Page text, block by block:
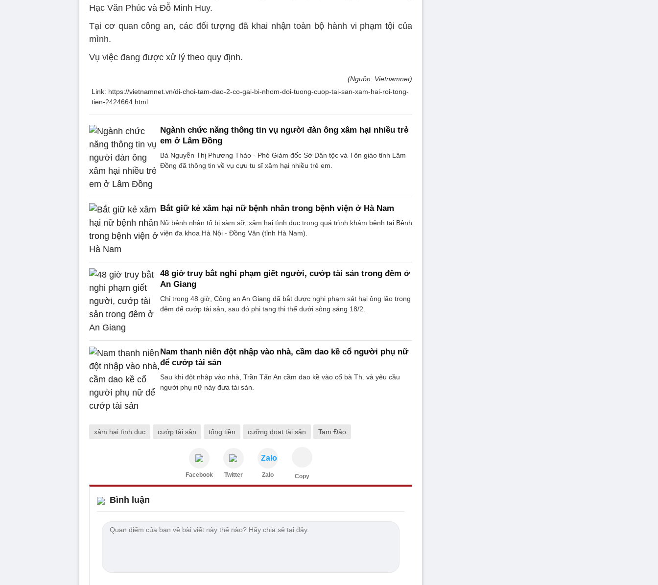
Hạc Văn Phúc và Đỗ Minh Huy.
Tại cơ quan công an, các đối tượng đã khai nhận toàn bộ hành vi phạm tội của
mình.
Vụ việc đang được xử lý theo quy định.
(Nguồn: Vietnamnet)
Link: https://vietnamnet.vn/di-choi-tam-dao-2-co-gai-bi-nhom-doi-tuong-cuop-tai-san-xam-hai-roi-tong-
tien-2424664.html
Ngành chức năng thông tin vụ người đàn ông xâm hại nhiều trẻ
em ở Lâm Đồng
Bà Nguyễn Thị Phương Thảo - Phó Giám đốc Sở Dân tộc và Tôn giáo tỉnh Lâm
Đồng đã thông tin về vụ cựu tu sĩ xâm hại nhiều trẻ em.
Bắt giữ kẻ xâm hại nữ bệnh nhân trong bệnh viện ở Hà Nam
Nữ bệnh nhân tố bị sàm sỡ, xâm hại tình dục trong quá trình khám bệnh tại Bệnh
viện đa khoa Hà Nội - Đồng Văn (tỉnh Hà Nam).
48 giờ truy bắt nghi phạm giết người, cướp tài sản trong đêm ở
An Giang
Chỉ trong 48 giờ, Công an An Giang đã bắt được nghi phạm sát hại ông lão trong
đêm để cướp tài sản, sau đó phi tang thi thể dưới sông sáng 18/2.
Nam thanh niên đột nhập vào nhà, cầm dao kề cổ người phụ nữ
để cướp tài sản
Sau khi đột nhập vào nhà, Trần Tấn An cầm dao kề vào cổ bà Th. và yêu cầu
người phụ nữ này đưa tài sản.
xâm hại tình dục cướp tài sản tống tiền cưỡng đoạt tài sản Tam Đảo
Facebook Twitter
Zalo
Zalo Copy
Bình luận